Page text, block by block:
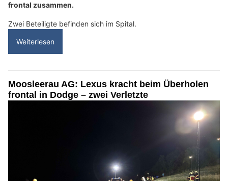
frontal zusammen.
Zwei Beteiligte befinden sich im Spital.
Weiterlesen
Moosleerau AG: Lexus kracht beim Überholen
frontal in Dodge – zwei Verletzte